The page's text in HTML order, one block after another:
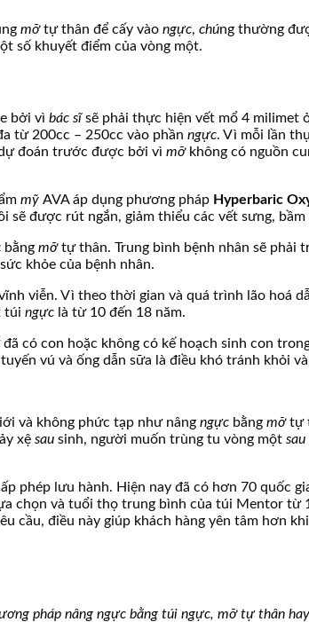
mỡtự thân để cấy vào ngực, chúng thường
số khuyết điểm của vòng một.
bởi vì bác sĩsẽ phải thực hiện vết mổ 4 milimet
từ 200cc – 250cc vào phần ngực. Vì mỗi lần
đoán trước được bởi vì mỡ không có nguồn
mỹ AVA áp dụng phương pháp Hyperbaric
sẽ được rút ngắn, giảm thiểu các vết sưng,
bằng mỡtự thân. Trung bình bệnh nhân sẽ phải
khỏe của bệnh nhân.
viễn. Vì theo thời gian và quá trình lão hoá
túi ngực là từ 10 đến 18 năm.
có con hoặc không có kế hoạch sinh con
vú và ống dẫn sữa là điều khó tránh khỏi
và không phức tạp như nâng ngực bằng mỡtự
xệ sau sinh, người muốn trùng tu vòng một sau
phép lưu hành. Hiện nay đã có hơn 70 quốc
chọn và tuổi thọ trung bình của túi Mentor từ
cầu, điều này giúp khách hàng yên tâm hơn
pháp nâng ngực bằng túi ngực, mỡtự thân